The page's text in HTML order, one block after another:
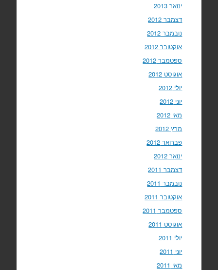
ינואר 2013
דצמבר 2012
נובמבר 2012
אוקטובר 2012
ספטמבר 2012
אוגוסט 2012
יולי 2012
יוני 2012
מאי 2012
מרץ 2012
פברואר 2012
ינואר 2012
דצמבר 2011
נובמבר 2011
אוקטובר 2011
ספטמבר 2011
אוגוסט 2011
יולי 2011
יוני 2011
מאי 2011